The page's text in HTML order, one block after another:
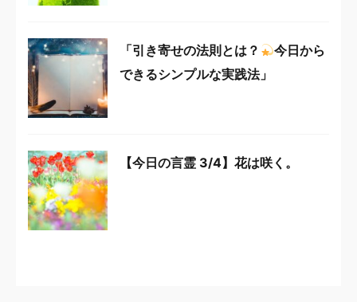
「引き寄せの法則とは？
今日から
できるシンプルな実践法」
【今日の言霊 3/4】花は咲く。